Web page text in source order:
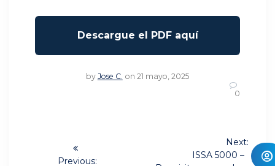
by Jose C. on 21 mayo, 2025
0
Previous:
Next:
ISSA 5000 –